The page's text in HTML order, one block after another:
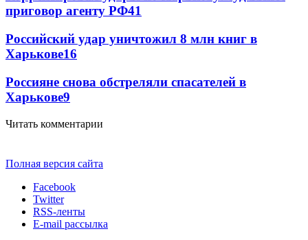
приговор агенту РФ41
Российский удар уничтожил 8 млн книг в
Харькове16
Россияне снова обстреляли спасателей в
Харькове9
Читать комментарии
Полная версия сайта
Facebook
Twitter
RSS-ленты
E-mail рассылка